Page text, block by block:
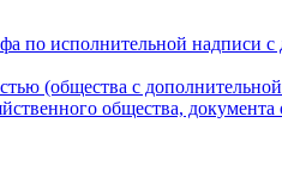
по исполнительной надписи с
(общества с
общества,